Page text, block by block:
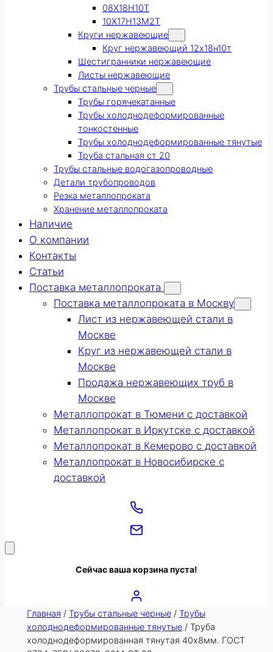
08Х18Н10Т
10Х17Н13М2Т
Круги нержавеющие
Круг нержавеющий 12х18н10т
Шестигранники нержавеющие
Листы нержавеющие
Трубы стальные черные
Трубы горячекатанные
Трубы холоднодеформированные
тонкостенные
Трубы холоднодеформированные тянутые
Труба стальная ст 20
Трубы стальные водогазопроводные
Детали трубопроводов
Резка металлопроката
Хранение металлопроката
Наличие
О компании
Контакты
Статьи
Поставка металлопроката
Поставка металлопроката в Москву
Лист из нержавеющей стали в
Москве
Круг из нержавеющей стали в
Москве
Продажа нержавеющих труб в
Москве
Металлопрокат в Тюмени с доставкой
Металлопрокат в Иркутске с доставкой
Металлопрокат в Кемерово с доставкой
Металлопрокат в Новосибирске с
доставкой
Сейчас ваша корзина пуста!
Главная / Трубы стальные черные/ Трубы
холоднодеформированные тянутые/ Труба
холоднодеформированная тянутая 40х8мм. ГОСТ